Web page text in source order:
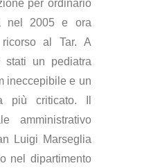
per ordinario
nel 2005 e ora
al Tar. A
stati un pediatra
ineccepibile e un
più criticato. Il
amministrativo
Luigi Marseglia
nel dipartimento